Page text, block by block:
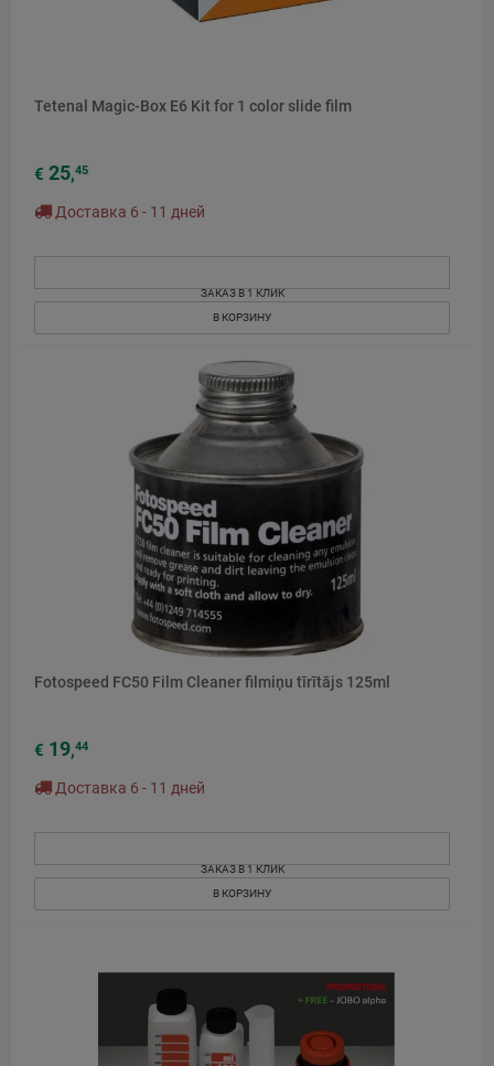
Tetenal Magic-Box E6 Kit for 1 color slide film
€ 25,45
Доставка 6 - 11 дней
ЗАКАЗ В 1 КЛИК
В КОРЗИНУ
Fotospeed FC50 Film Cleaner filmiņu tīrītājs 125ml
€ 19,44
Доставка 6 - 11 дней
ЗАКАЗ В 1 КЛИК
В КОРЗИНУ